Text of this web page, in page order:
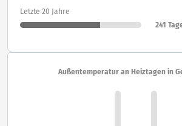
Letzte 20 Jahre
241
Außentemperatur an Heiztagen in